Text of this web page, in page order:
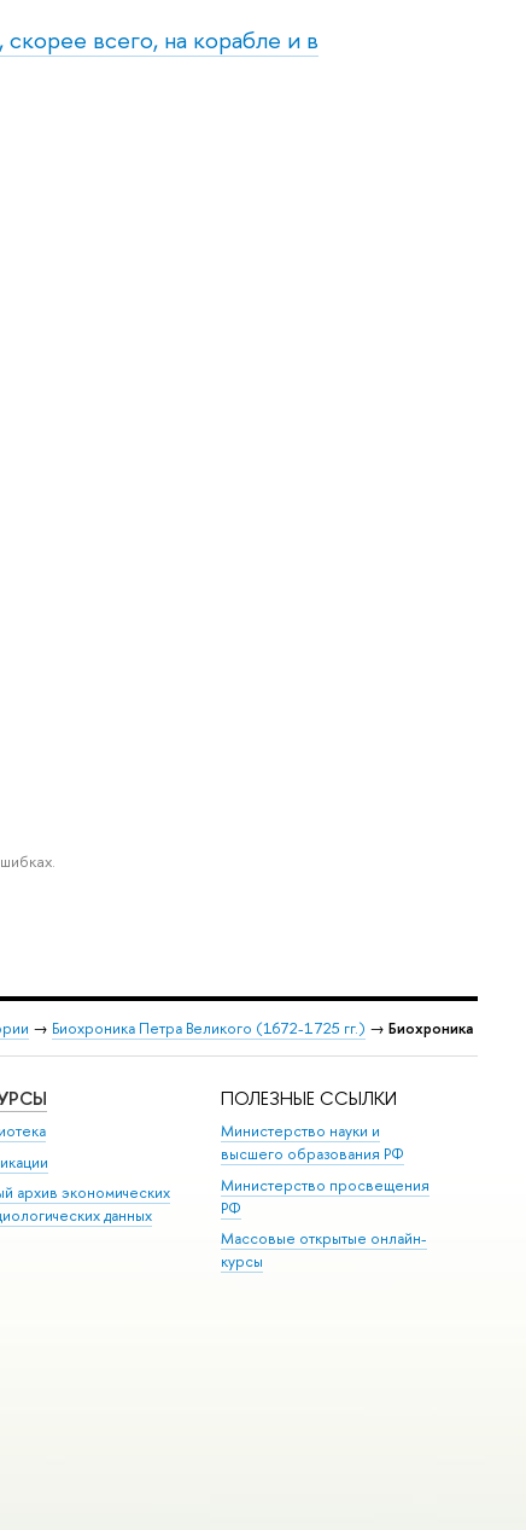
всего, на корабле и в
→ Биохроника Петра Великого (1672-1725 гг.) → Биохроника
архив экономических
данных
ПОЛЕЗНЫЕ ССЫЛКИ
Министерство науки и
высшего образования РФ
Министерство просвещения
РФ
Массовые открытые онлайн-
курсы